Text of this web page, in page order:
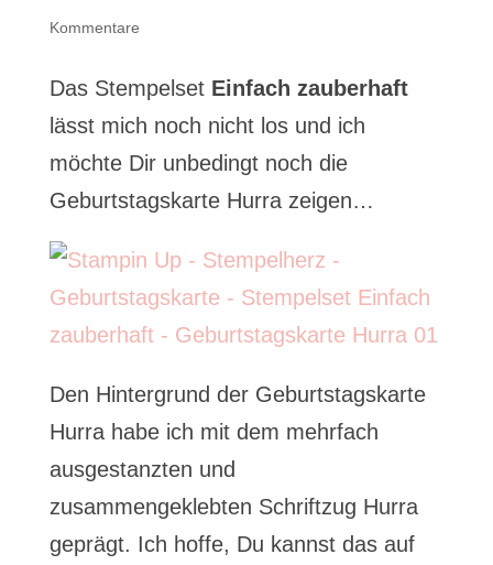
Kommentare
Das Stempelset Einfach zauberhaft
lässt mich noch nicht los und ich
möchte Dir unbedingt noch die
Geburtstagskarte Hurra zeigen…
Den Hintergrund der Geburtstagskarte
Hurra habe ich mit dem mehrfach
ausgestanzten und
zusammengeklebten Schriftzug Hurra
geprägt. Ich hoffe, Du kannst das auf